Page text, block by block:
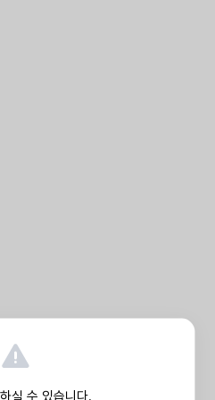
실 수 있습니다.